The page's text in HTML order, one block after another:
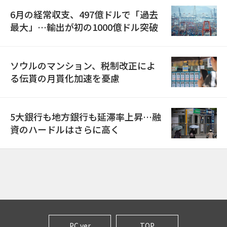
6月の経常収支、497億ドルで「過去
最大」…輸出が初の1000億ドル突破
ソウルのマンション、税制改正によ
る伝貰の月貰化加速を憂慮
5大銀行も地方銀行も延滞率上昇…融
資のハードルはさらに高く